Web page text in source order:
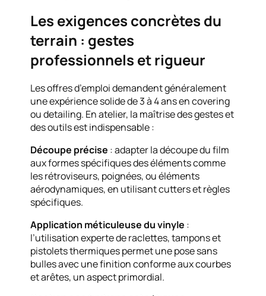
Les exigences concrètes du
terrain : gestes
professionnels et rigueur
Les offres d’emploi demandent généralement
une expérience solide de 3 à 4 ans en covering
ou detailing. En atelier, la maîtrise des gestes et
des outils est indispensable :
Découpe précise : adapter la découpe du film
aux formes spécifiques des éléments comme
les rétroviseurs, poignées, ou éléments
aérodynamiques, en utilisant cutters et règles
spécifiques.
Application méticuleuse du vinyle :
l’utilisation experte de raclettes, tampons et
pistolets thermiques permet une pose sans
bulles avec une finition conforme aux courbes
et arêtes, un aspect primordial.